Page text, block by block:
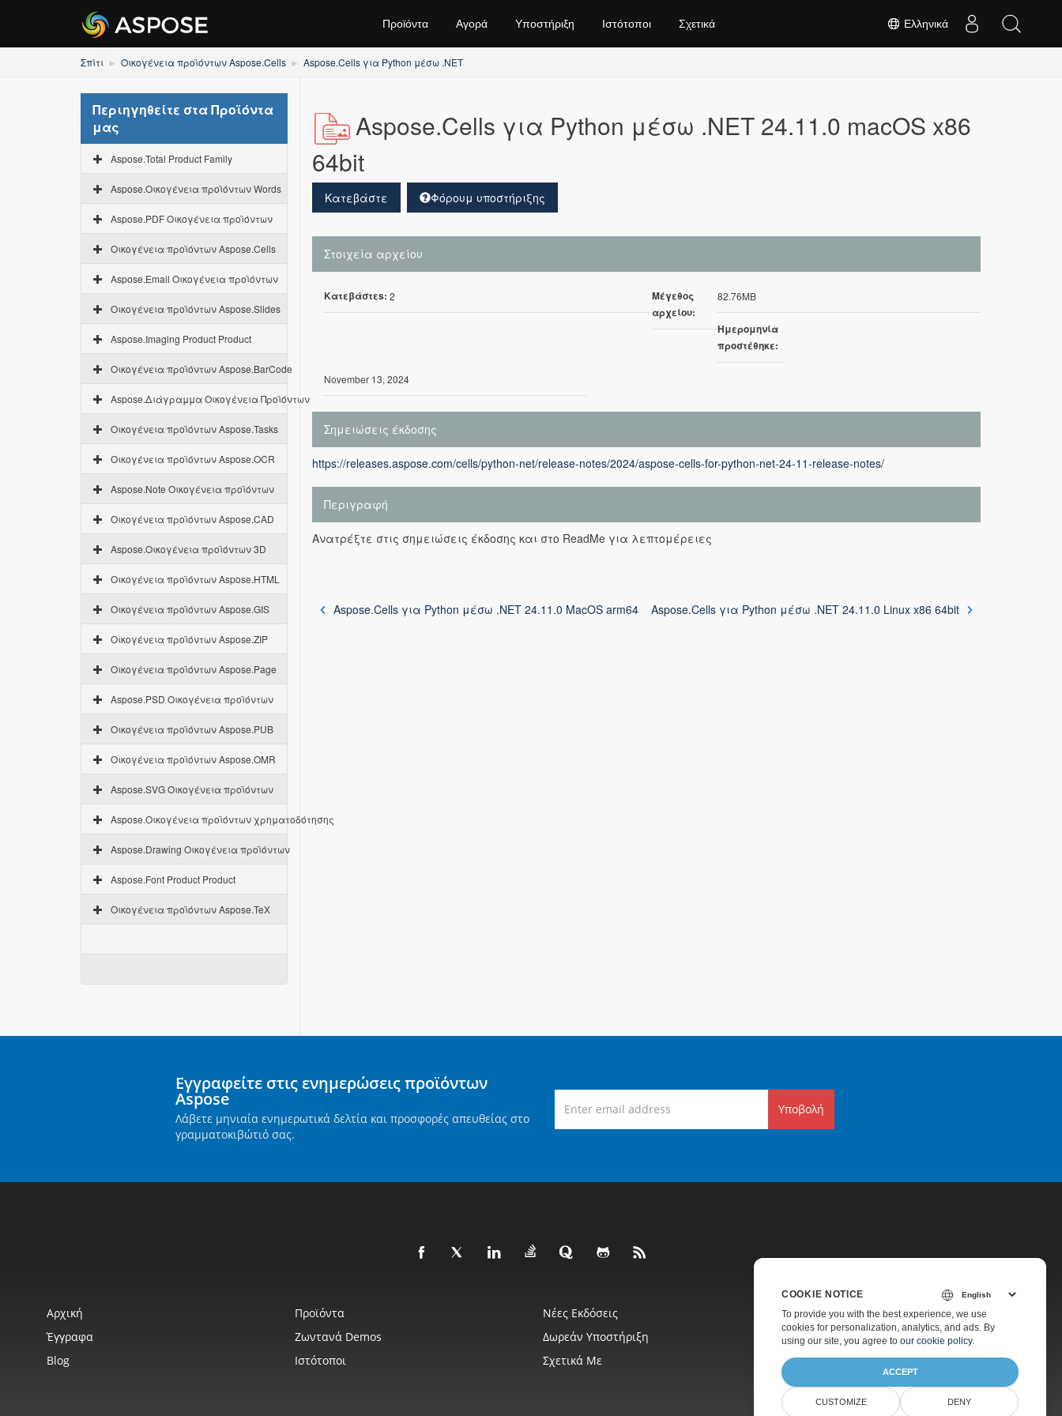
Ελληνικά
Προϊόντα Αγορά Υποστήριξη Ιστότοποι Σχετικά
Σπίτι Οικογένεια προϊόντων Aspose.Cells Aspose.Cells για Python μέσω .NET
Περιηγηθείτε στα Προϊόντα
μας
Aspose.Total Product Family
Aspose.Οικογένεια προϊόντων Words
Aspose.PDF Οικογένεια προϊόντων
Οικογένεια προϊόντων Aspose.Cells
Aspose.Email Οικογένεια προϊόντων
Οικογένεια προϊόντων Aspose.Slides
Aspose.Imaging Product Product
Οικογένεια προϊόντων Aspose.BarCode
Aspose.Διάγραμμα Οικογένεια Προϊόντων
Οικογένεια προϊόντων Aspose.Tasks
Οικογένεια προϊόντων Aspose.OCR
Aspose.Note Οικογένεια προϊόντων
Οικογένεια προϊόντων Aspose.CAD
Aspose.Οικογένεια προϊόντων 3D
Οικογένεια προϊόντων Aspose.HTML
Οικογένεια προϊόντων Aspose.GIS
Οικογένεια προϊόντων Aspose.ZIP
Οικογένεια προϊόντων Aspose.Page
Aspose.PSD Οικογένεια προϊόντων
Οικογένεια προϊόντων Aspose.PUB
Οικογένεια προϊόντων Aspose.OMR
Aspose.SVG Οικογένεια προϊόντων
Aspose.Οικογένεια προϊόντων χρηματοδότησης
Aspose.Drawing Οικογένεια προϊόντων
Aspose.Font Product Product
Οικογένεια προϊόντων Aspose.TeX
Aspose.Cells για Python μέσω .NET 24.11.0 macOS x86
64bit
Κατεβάστε Φόρουμ υποστήριξης
Στοιχεία αρχείου
Κατεβάστεs: 2
Μέγεθος
αρχείου:
82.76MB
Ημερομηνία
προστέθηκε:
November 13, 2024
Σημειώσεις έκδοσης
https://releases.aspose.com/cells/python-net/release-notes/2024/aspose-cells-for-python-net-24-11-release-notes/
Περιγραφή
Ανατρέξτε στις σημειώσεις έκδοσης και στο ReadMe για λεπτομέρειες
Aspose.Cells για Python μέσω .NET 24.11.0 MacOS arm64 Aspose.Cells για Python μέσω .NET 24.11.0 Linux x86 64bit
Εγγραφείτε στις ενημερώσεις προϊόντων
Aspose
Λάβετε μηνιαία ενημερωτικά δελτία και προσφορές απευθείας στο
γραμματοκιβώτιό σας.
Υποβολή
Αρχική Προϊόντα Νέες Εκδόσεις
Τιμολόγηση
Έγγραφα
Ζωντανά Demos Δωρεάν Υποστήριξη
Υποστήριξη Επί Πληρωμή
Blog
Ιστότοποι Σχετικά Με
COOKIE NOTICE
To provide you with the best experience, we use
cookies for personalization, analytics, and ads. By
using our site, you agree to our cookie policy.
ACCEPT
CUSTOMIZE DENY